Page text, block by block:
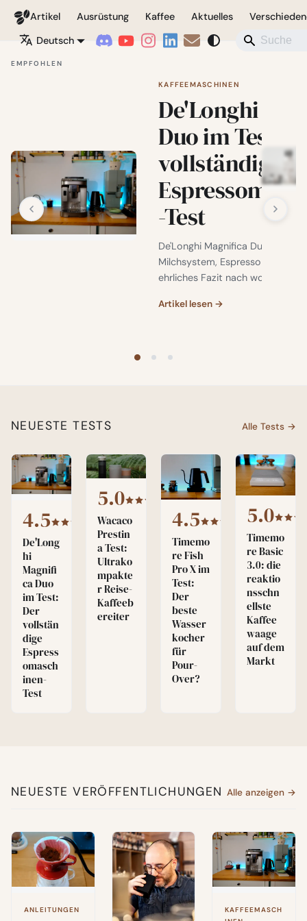
Coffeegeek
Artikel Ausrüstung Kaffee Aktuelles
Deutsch
EMPFOHLEN
KAFFEEMASCHINEN
De'Longhi
Duo im Test:
vollständige
-Test
De'Longhi Magnifica Duo Test:
Milchsystem, Espresso-Rezepte
ehrliches Fazit nach
Artikel lesen →
NEUESTE TESTS Alle Tests →
4.5
De'Long
hi
Magnifi
ca Duo
im Test:
Der
vollstän
dige
Espress
omasch
inen-
Test
5.0
Wacaco
Prestin
a Test:
Ultrako
mpakte
r Reise-
Kaffeeb
ereiter
4.5
Timemo
re Fish
Pro X im
Test:
Der
beste
Wasser
kocher
für
Pour-
Over?
5.0
Timemo
re Basic
3.0: die
reaktio
nsschn
ellste
Kaffee
waage
auf dem
Markt
NEUESTE VERÖFFENTLICHUNGEN Alle anzeigen →
ANLEITUNGEN
KAFFEEMASCH